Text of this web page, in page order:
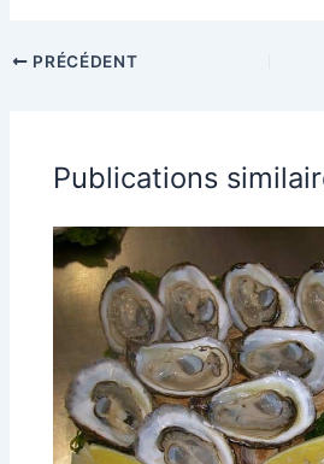
PRÉCÉDENT
Publications